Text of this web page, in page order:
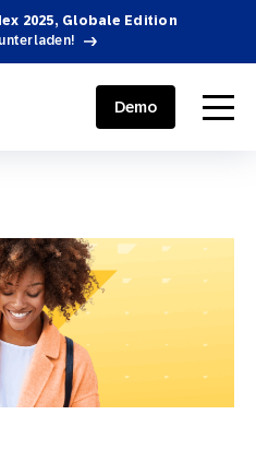
2025, Globale Edition
menu
Demo